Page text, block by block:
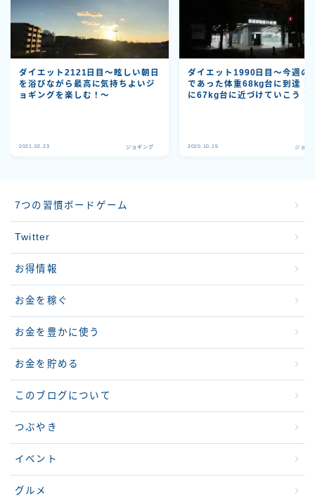
ダイエット2121日目～眩しい朝日
を浴びながら最高に気持ちよいジ
ョギングを楽しむ！～
2021.02.23 ジョギング
ダイエット1990日目～今週の
であった体重68kg台に到達！
に67kg台に近づけていこう！
2020.10.15 ジョギ
7つの習慣ボードゲーム
Twitter
お得情報
お金を稼ぐ
お金を豊かに使う
お金を貯める
このブログについて
つぶやき
イベント
グルメ